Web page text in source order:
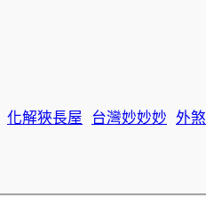
化解狹長屋 台灣妙妙妙 外煞